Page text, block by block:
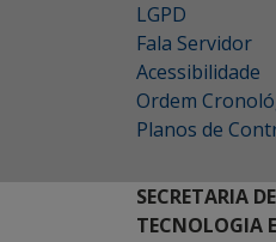
LGPD
Fala Servidor
Acessibilidade
Ordem
Planos de
SECRETARIA
TECNOLOGIA